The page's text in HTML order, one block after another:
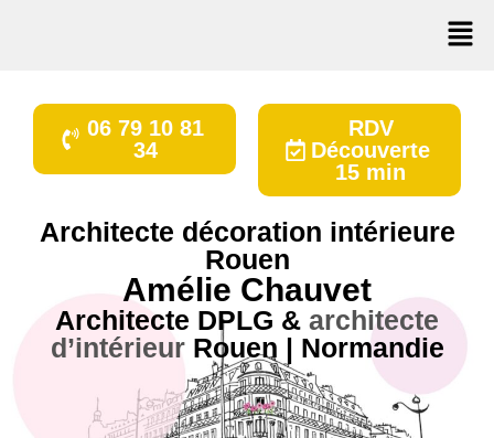
06 79 10 81
34
RDV
Découverte
15 min
Architecte décoration intérieure
Rouen
Amélie Chauvet
Architecte DPLG & architecte
d’intérieurRouen | Normandie